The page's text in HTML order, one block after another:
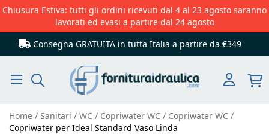
Chiusura Estiva: tutti gli ordini ricevuti dal 4 al 23 agosto saranno
lavorati ed evasi a partire dal 24 agosto
Consegna GRATUITA in tutta Italia a partire da €349
Home Sanitari WC Copriwater WC
Copriwater WC
Copriwater per Ideal Standard Vaso Linda